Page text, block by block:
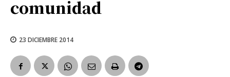
comunidad
23 DICIEMBRE 2014